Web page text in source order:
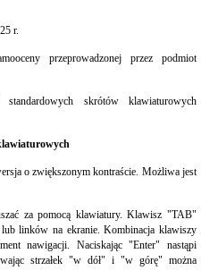
r.
przeprowadzonej przez podmiot
skrótów klawiaturowych
o zwiększonym kontraście. Możliwa jest
za pomocą klawiatury. Klawisz "TAB"
linków na ekranie. Kombinacja klawiszy
nawigacji. Naciskając "Enter" nastąpi
strzałek "w dół" i "w górę" można